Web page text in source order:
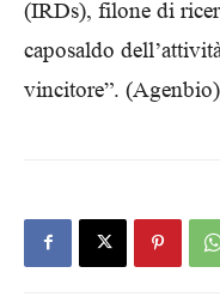
(IRDs), filone di
caposaldo
vincitore”.